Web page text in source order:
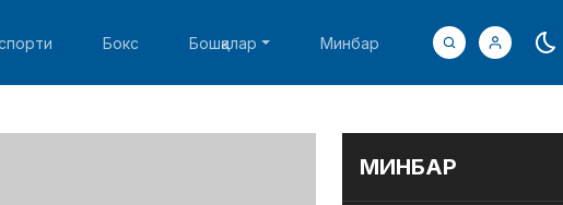
Бокс Бошқалар Минбар
МИНБАР